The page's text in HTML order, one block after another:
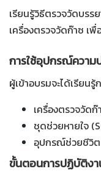
เรียนรู้วิธีตรวจวัดบรร
เครื่องตรวจวัดก๊าซ เ
การใช้อุปกรณ์ควา
ผู้เข้าอบรมจะได้เรียน
เครื่องตรวจวัด
ชุดช่วยหายใจ
อุปกรณ์ช่วยชีวิต
ขั้นตอนการปฏิบัติงา